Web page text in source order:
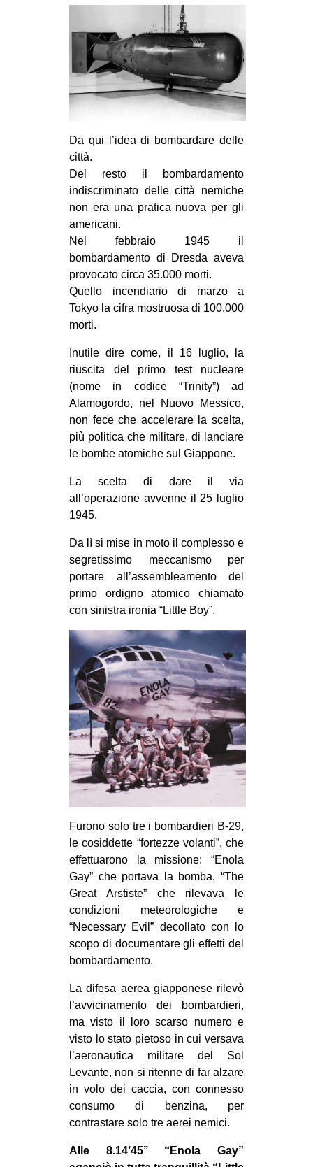
Da qui l’idea di bombardare delle
città.
Del resto il bombardamento
indiscriminato delle città nemiche
non era una pratica nuova per gli
americani.
Nel febbraio 1945 il
bombardamento di Dresda aveva
provocato circa 35.000 morti.
Quello incendiario di marzo a
Tokyo la cifra mostruosa di 100.000
morti.
Inutile dire come, il 16 luglio, la
riuscita del primo test nucleare
(nome in codice “Trinity”) ad
Alamogordo, nel Nuovo Messico,
non fece che accelerare la scelta,
più politica che militare, di lanciare
le bombe atomiche sul Giappone.
La scelta di dare il via
all’operazione avvenne il 25 luglio
1945.
Da lì si mise in moto il complesso e
segretissimo meccanismo per
portare all’assembleamento del
primo ordigno atomico chiamato
con sinistra ironia “Little Boy”.
Furono solo tre i bombardieri B-29,
le cosiddette “fortezze volanti”, che
effettuarono la missione: “Enola
Gay” che portava la bomba, “The
Great Arstiste” che rilevava le
condizioni meteorologiche e
“Necessary Evil” decollato con lo
scopo di documentare gli effetti del
bombardamento.
La difesa aerea giapponese rilevò
l’avvicinamento dei bombardieri,
ma visto il loro scarso numero e
visto lo stato pietoso in cui versava
l’aeronautica militare del Sol
Levante, non si ritenne di far alzare
in volo dei caccia, con connesso
consumo di benzina, per
contrastare solo tre aerei nemici.
Alle 8.14’45’’ “Enola Gay”